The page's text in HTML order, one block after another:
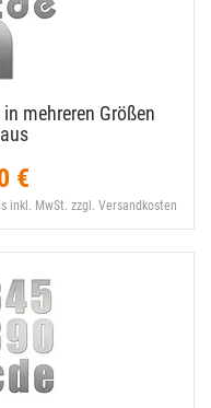
mehreren Größen
€
inkl. MwSt. zzgl. Versandkosten